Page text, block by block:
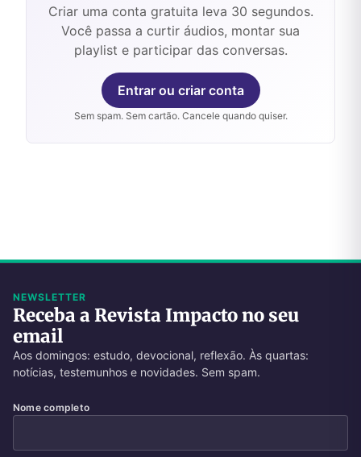
Criar uma conta gratuita leva 30 segundos.
Você passa a curtir áudios, montar sua
playlist e participar das conversas.
Entrar ou criar conta
Sem spam. Sem cartão. Cancele quando quiser.
NEWSLETTER
Receba a Revista Impacto no seu
email
Aos domingos: estudo, devocional, reflexão. Às quartas:
notícias, testemunhos e novidades. Sem spam.
Nome completo